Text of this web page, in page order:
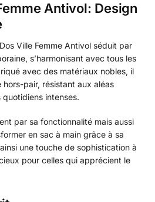
Antivol: Design
Ville Femme Antivol séduit par
s’harmonisant avec tous les
avec des matériaux nobles, il
pair, résistant aux aléas
intenses.
par sa fonctionnalité mais aussi
en sac à main grâce à sa
une touche de sophistication à
pour celles qui apprécient le